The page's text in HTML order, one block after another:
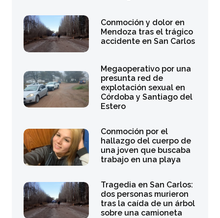
Conmoción y dolor en
Mendoza tras el trágico
accidente en San Carlos
Megaoperativo por una
presunta red de
explotación sexual en
Córdoba y Santiago del
Estero
Conmoción por el
hallazgo del cuerpo de
una joven que buscaba
trabajo en una playa
Tragedia en San Carlos:
dos personas murieron
tras la caída de un árbol
sobre una camioneta